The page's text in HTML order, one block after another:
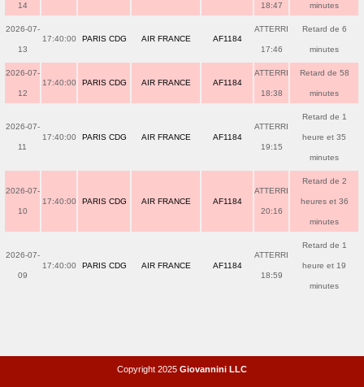
14 18:47 minutes
2026-07-
13
17:40:00 PARIS CDG AIR FRANCE AF1184
ATTERRI
17:46
Retard de 6
minutes
2026-07-
12
17:40:00 PARIS CDG AIR FRANCE AF1184
ATTERRI
18:38
Retard de 58
minutes
2026-07-
11
17:40:00 PARIS CDG AIR FRANCE AF1184
ATTERRI
19:15
Retard de 1
heure et 35
minutes
2026-07-
10
17:40:00 PARIS CDG AIR FRANCE AF1184
ATTERRI
20:16
Retard de 2
heures et 36
minutes
2026-07-
09
17:40:00 PARIS CDG AIR FRANCE AF1184
ATTERRI
18:59
Retard de 1
heure et 19
minutes
Copyright 2025 Giovannini LLC